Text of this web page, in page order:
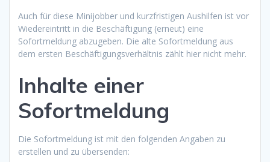
Auch für diese Minijobber und kurzfristigen Aushilfen ist vor
Wiedereintritt in die Beschäftigung (erneut) eine
Sofortmeldung abzugeben. Die alte Sofortmeldung aus
dem ersten Beschäftigungsverhältnis zählt hier nicht mehr.
Inhalte einer
Sofortmeldung
Die Sofortmeldung ist mit den folgenden Angaben zu
erstellen und zu übersenden: